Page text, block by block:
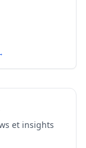
et insights